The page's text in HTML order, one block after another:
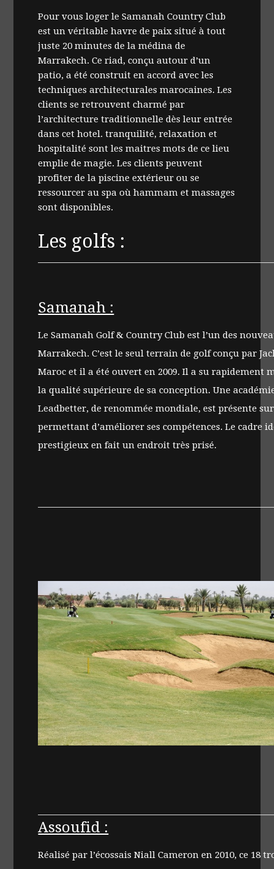
Pour vous loger le Samanah Country Club
est un véritable havre de paix situé à tout
juste 20 minutes de la médina de
Marrakech. Ce riad, conçu autour d’un
patio, a été construit en accord avec les
techniques architecturales marocaines. Les
clients se retrouvent charmé par
l’architecture traditionnelle dès leur entrée
dans cet hotel. tranquilité, relaxation et
hospitalité sont les maitres mots de ce lieu
emplie de magie. Les clients peuvent
profiter de la piscine extérieur ou se
ressourcer au spa où hammam et massages
sont disponibles.
Les golfs :
Samanah :
Le Samanah Golf & Country Club est l’un des
Marrakech. C’est le seul terrain de golf conçu par
Maroc et il a été ouvert en 2009. Il a su rapidement
la qualité supérieure de sa conception. Une
Leadbetter, de renommée mondiale, est présente
permettant d’améliorer ses compétences. Le cadre
prestigieux en fait un endroit très prisé.
Assoufid :
Réalisé par l’écossais Niall Cameron en 2010, ce 18